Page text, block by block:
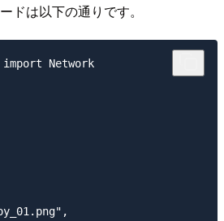
ドは以下の通りです。
Network